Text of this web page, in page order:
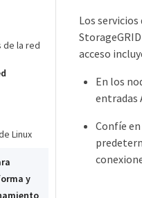
la red
Linux
y
Los
acceso
En los
entradas
Confíe